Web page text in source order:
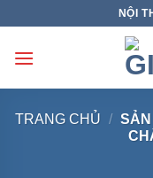
content
NỘI
TRANG CHỦ /